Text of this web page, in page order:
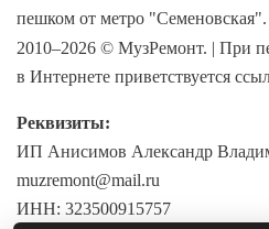
пешком от метро "Семеновская".
2010–2026 © МузРемонт. | При
в Интернете приветствуется
Реквизиты:
ИП Анисимов Александр
muzremont@mail.ru
ИНН: 323500915757